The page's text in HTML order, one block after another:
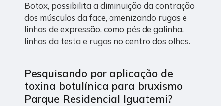
Botox, possibilita a diminuição da contração
dos músculos da face, amenizando rugas e
linhas de expressão, como pés de galinha,
linhas da testa e rugas no centro dos olhos.
Pesquisando por aplicação de
toxina botulínica para bruxismo
Parque Residencial Iguatemi?